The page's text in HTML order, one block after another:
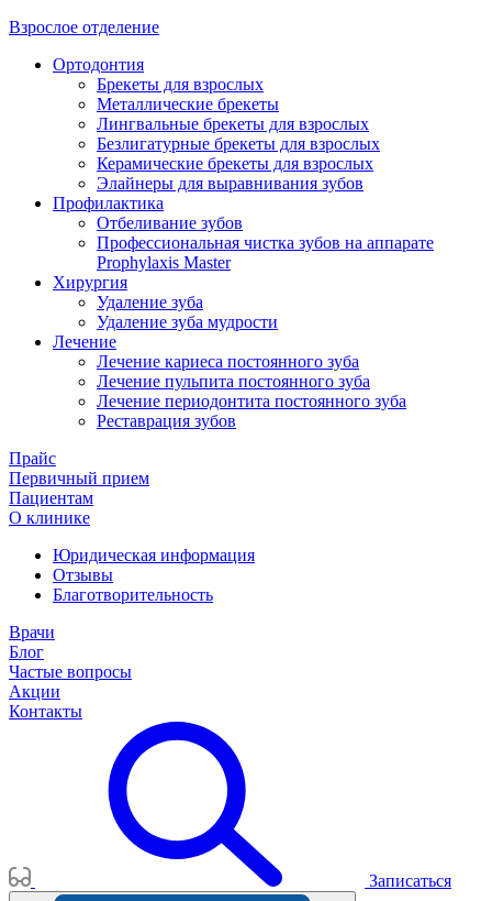
Взрослое отделение
Ортодонтия
Брекеты для взрослых
Металлические брекеты
Лингвальные брекеты для взрослых
Безлигатурные брекеты для взрослых
Керамические брекеты для взрослых
Элайнеры для выравнивания зубов
Профилактика
Отбеливание зубов
Профессиональная чистка зубов на аппарате
Prophylaxis Master
Хирургия
Удаление зуба
Удаление зуба мудрости
Лечение
Лечение кариеса постоянного зуба
Лечение пульпита постоянного зуба
Лечение периодонтита постоянного зуба
Реставрация зубов
Прайс
Первичный прием
Пациентам
О клинике
Юридическая информация
Отзывы
Благотворительность
Врачи
Блог
Частые вопросы
Акции
Контакты
Записаться